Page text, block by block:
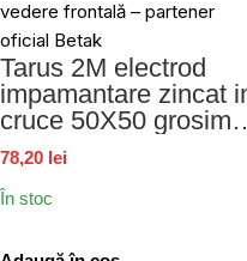
Tarus 2M electrod
impamantare zincat
cruce 50X50 grosime
3mm 513
78,20 lei
În stoc